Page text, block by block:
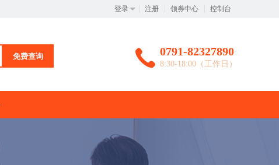
登录 注册 领券中心 控制台
免费查询 0791-82327890
8:30-18:00（工作日）